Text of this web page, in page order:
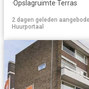
·Opslagruimte·Terras
2 dagen geleden
Huurportaal